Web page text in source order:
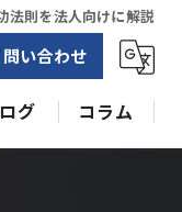
法則を法人向けに解説
い合わせ
グ コラム